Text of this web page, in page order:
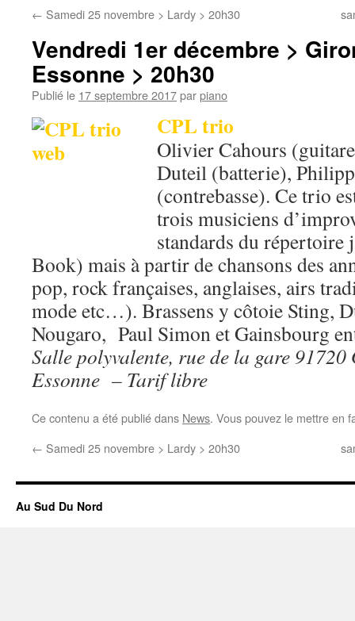
← Samedi 25 novembre > Lardy > 20h30
Vendredi 1er décembre >
Essonne > 20h30
Publié le 17 septembre 2017parpiano
CPL trio
Olivier Cahours
Duteil (batterie),
(contrebasse). Ce trio
trois musiciens
standards du répertoire
Book) mais à partir de chansons des
pop, rock françaises, anglaises, airs
mode etc…). Brassens y côtoie Sting,
Nougaro, Paul Simon et Gainsbourg
Salle polyvalente, rue de la gare
Essonne – Tarif libre
Ce contenu a été publié dans News. Vous pouvez le mettre en
← Samedi 25 novembre > Lardy > 20h30
Au Sud Du Nord